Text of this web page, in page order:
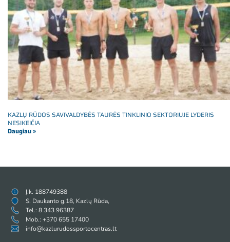
KAZLŲ RŪDOS SAVIVALDYBĖS TAURĖS TINKLINIO SEKTORIUJE LYDERIS
NESIKEIČIA
Daugiau »
Į.k. 188749388
S. Daukanto g.18, Kazlų Rūda,
Tel.: 8 343 96387
Mob.: +370 655 17400
info@kazlurudossportocentras.lt